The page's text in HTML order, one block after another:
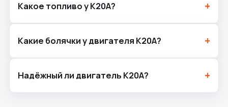
Какое топливо у K20A?
Какие болячки у двигателя K20A?
Надёжный ли двигатель K20A?